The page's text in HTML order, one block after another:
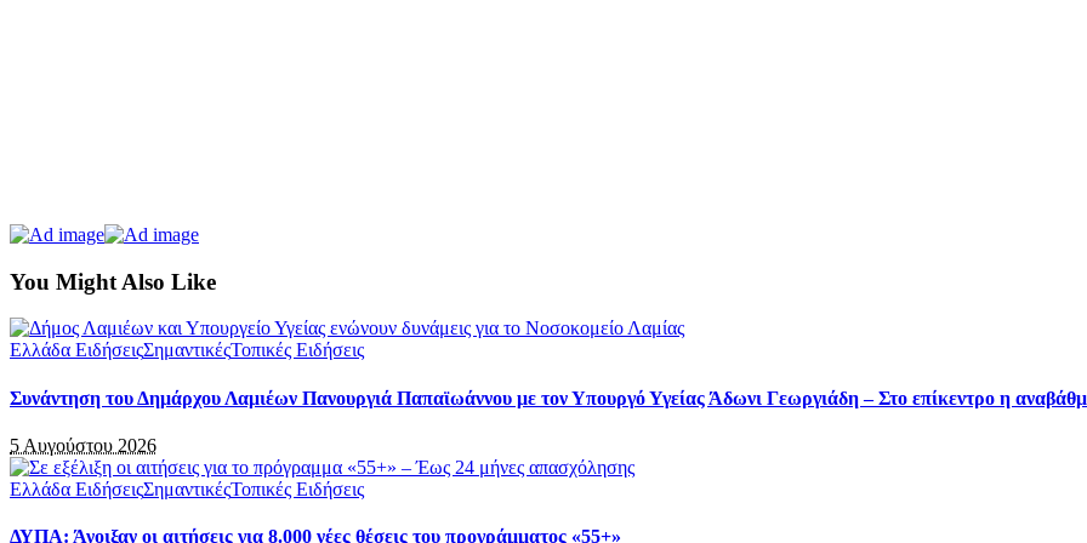
You Might Also Like
Ελλάδα ΕιδήσειςΣημαντικέςΤοπικές Ειδήσεις
Συνάντηση του Δημάρχου Λαμιέων Πανουργιά Παπαϊωάννου με τον Υπουργό Υγείας Άδωνι Γεωργιάδη – Στο επίκεντρο η
5 Αυγούστου 2026
Ελλάδα ΕιδήσειςΣημαντικέςΤοπικές Ειδήσεις
ΔΥΠΑ: Άνοιξαν οι αιτήσεις για 8.000 νέες θέσεις του προγράμματος «55+»